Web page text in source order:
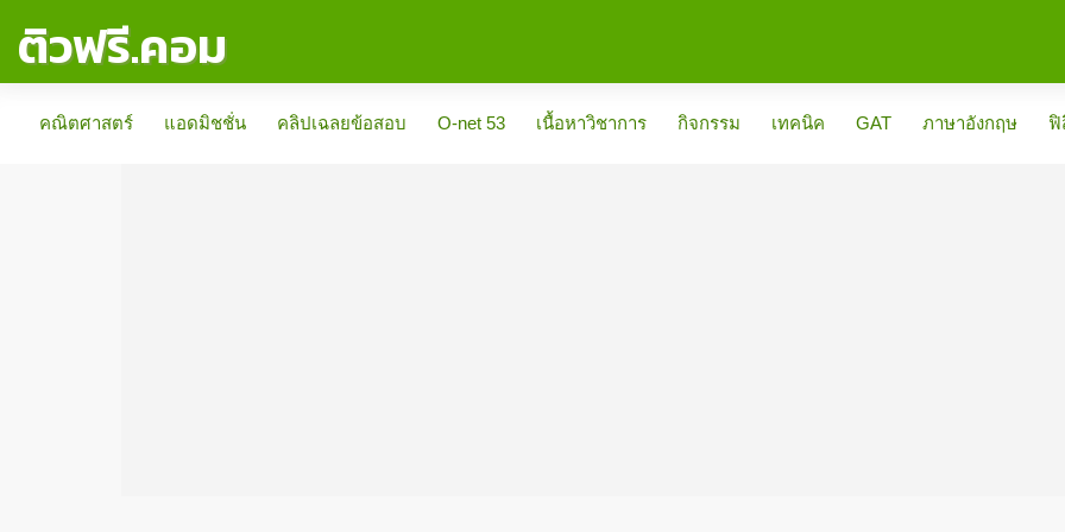
ติวฟรี.คอม
คณิตศาสตร์
แอดมิชชั่น คลิปเฉลยข้อสอบ O-net 53 เนื้อหาวิชาการ กิจกรรม เทคนิค GAT ภาษาอังกฤษ ฟิ